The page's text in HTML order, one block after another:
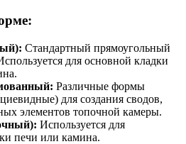
Стандартный прямоугольный
для основной кладки
Различные формы
для создания сводов,
элементов топочной камеры.
Используется для
печи или камина.